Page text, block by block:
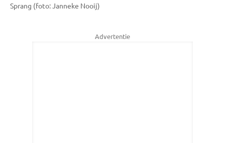
Sprang (foto: Janneke Nooij)
Advertentie